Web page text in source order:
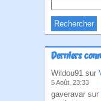
Derniers
Wildou91 sur
5 Août, 23:33
gaveravar sur